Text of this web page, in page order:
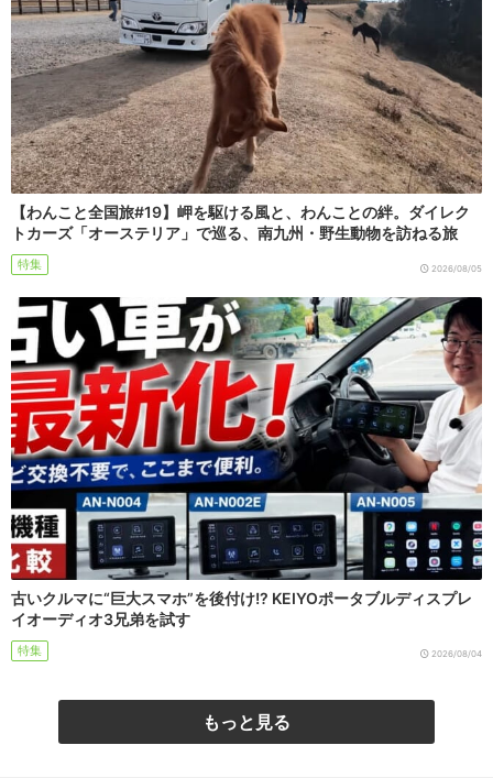
【わんこと全国旅#19】岬を駆ける風と、わんことの絆。ダイレク
トカーズ「オーステリア」で巡る、南九州・野生動物を訪ねる旅
特集 2026/08/05
古いクルマに“巨大スマホ”を後付け!? KEIYOポータブルディスプレ
イオーディオ3兄弟を試す
特集 2026/08/04
もっと見る